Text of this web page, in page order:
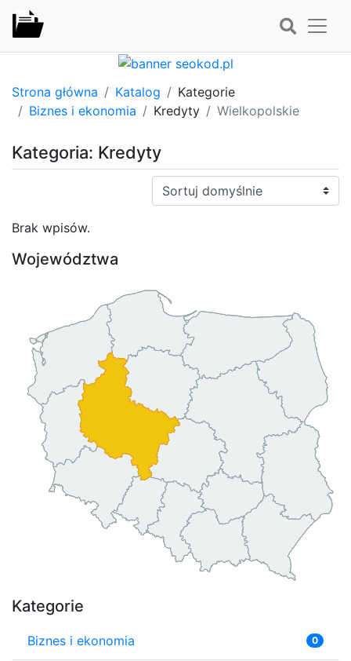
Strona główna Katalog
Kategorie
Biznes i ekonomia
Kredyty Wielkopolskie
Kategoria: Kredyty
Sortuj:
Brak wpisów.
Województwa
Kategorie
Biznes i ekonomia 0